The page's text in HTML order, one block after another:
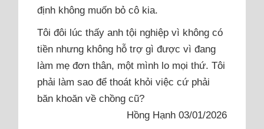
định không muốn bỏ cô kia.
Tôi đôi lúc thấy anh tội nghiệp vì không có
tiền nhưng không hỗ trợ gì được vì đang
làm mẹ đơn thân, một mình lo mọi thứ. Tôi
phải làm sao để thoát khỏi việc cứ phải
băn khoăn về chồng cũ?
Hồng Hạnh 03/01/2026